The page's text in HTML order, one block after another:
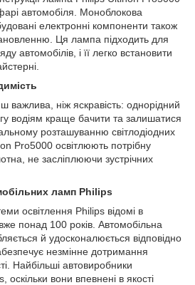
автомобіля. Моноблокова
електронні компоненти також
Ця лампа підходить для
автомобілів, і її легко встановити
ніж яскравість: однорідний
водіям краще бачити та залишатися
розташуванню світлодіодних
Pro5000 освітлюють потрібну
не засліплюючи зустрічних
ламп Philips
освітлення Philips відомі в
вже понад 100 років. Автомобільна
й удосконалюється відповідно
незмінне дотримання
Найбільші автовиробники
вони впевнені в якості